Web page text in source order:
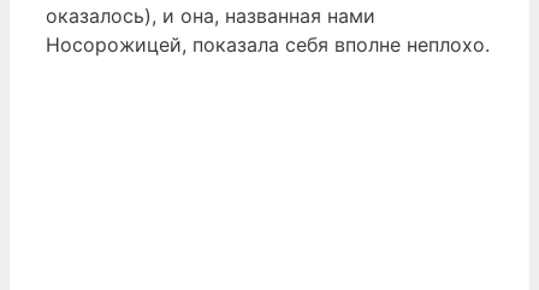
оказалось), и она, названная нами
Носорожицей, показала себя вполне неплохо.